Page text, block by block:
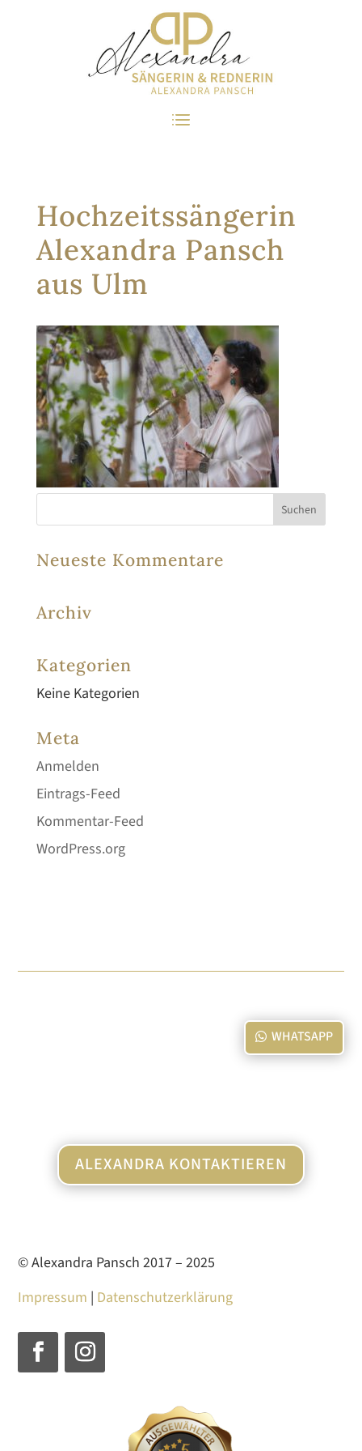
Hochzeitssängerin
Alexandra Pansch
aus Ulm
Neueste Kommentare
Archiv
Kategorien
Keine Kategorien
Meta
Anmelden
Eintrags-Feed
Kommentar-Feed
WordPress.org
WHATSAPP
ALEXANDRA KONTAKTIEREN
© Alexandra Pansch 2017 – 2025
Impressum | Datenschutzerklärung